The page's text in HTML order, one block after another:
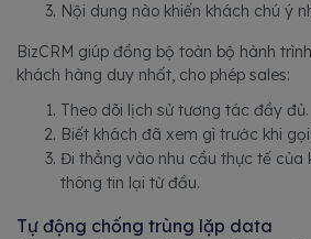
Nội dung nào khiến khách chú ý
BizCRM giúp đồng bộ toàn bộ hành
khách hàng duy nhất, cho phép sales:
Theo dõi lịch sử tương tác đầy đủ.
Biết khách đã xem gì trước khi
Đi thẳng vào nhu cầu thực tế của
thông tin lại từ đầu.
Tự động chống trùng lặp data